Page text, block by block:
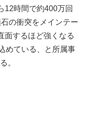
12時間で約400万回
の衝突をメインテー
面するほど強くなる
めている、と所属事
。